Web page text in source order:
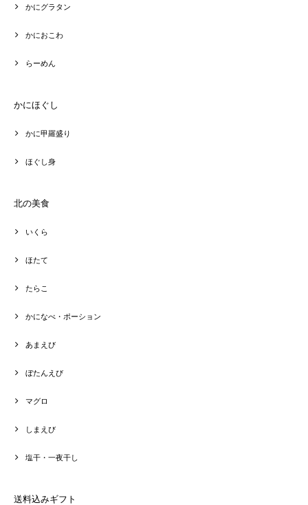
かにグラタン
かにおこわ
らーめん
かにほぐし
かに甲羅盛り
ほぐし身
北の美食
いくら
ほたて
たらこ
かになべ・ポーション
あまえび
ぼたんえび
マグロ
しまえび
塩干・一夜干し
送料込みギフト